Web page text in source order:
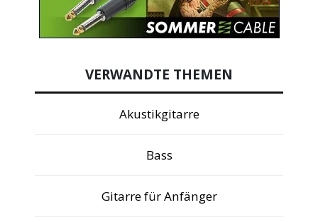
VERWANDTE THEMEN
Akustikgitarre
Bass
Gitarre für Anfänger